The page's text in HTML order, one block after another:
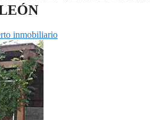
inmobiliario